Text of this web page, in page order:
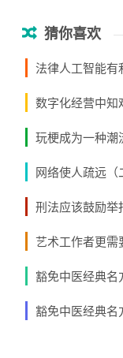
猜你喜欢
法律人工智能有
玩梗成为一种潮
网络使人疏远（
刑法应该鼓励举
艺术工作者更需
豁免中医经典